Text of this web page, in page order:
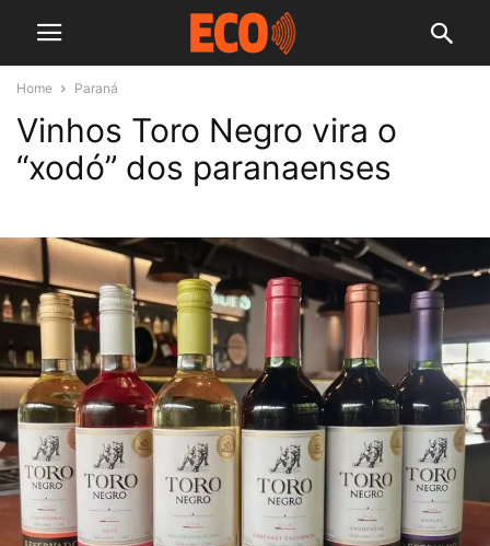
Home Paraná
Vinhos Toro Negro vira o
“xodó” dos paranaenses